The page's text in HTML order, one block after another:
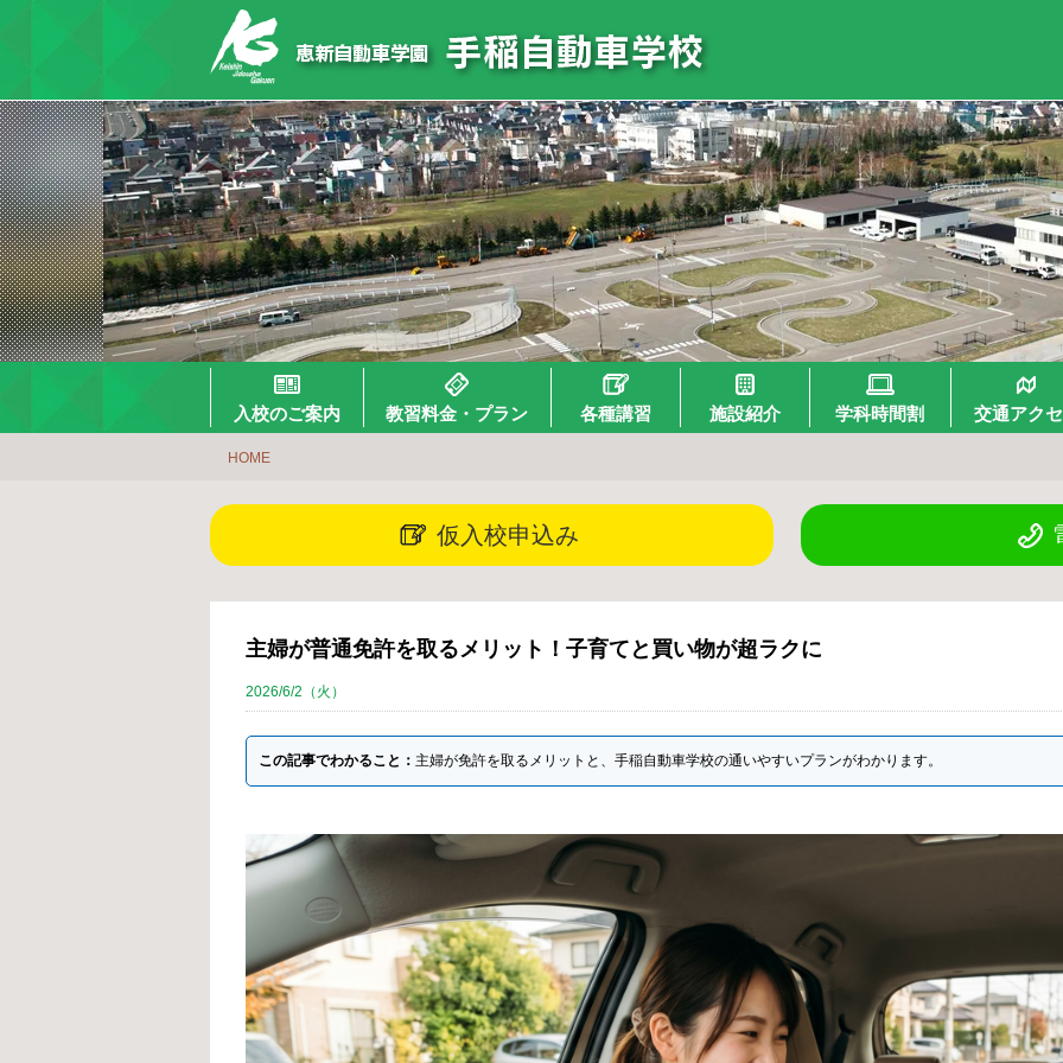
入校のご案内 教習料金・プラン 各種講習 施設紹介 学科時間割 交通アク
HOME
仮入校申込み
主婦が普通免許を取るメリット！子育てと買い物が超ラクに
2026/6/2（火）
この記事でわかること： 主婦が免許を取るメリットと、手稲自動車学校の通いやすいプランがわかります。